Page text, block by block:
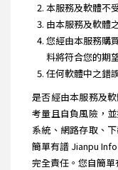
本服務及軟體不
由本服務及軟體
您經由本服務購
料將符合您的期
任何軟體中之錯
是否經由本服務及
考量且自負風險，
系統、網路存取、
簡單有譜 Jianpu
完全責任。您自簡